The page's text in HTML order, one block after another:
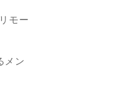
モー
メン